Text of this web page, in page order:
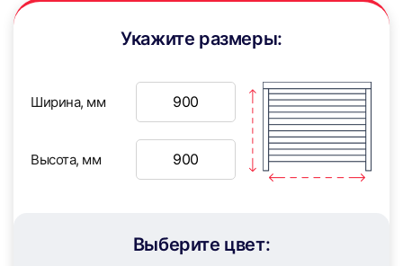
7
10
Укажите размеры:
Ширина, мм
Высота, мм
Выберите цвет: